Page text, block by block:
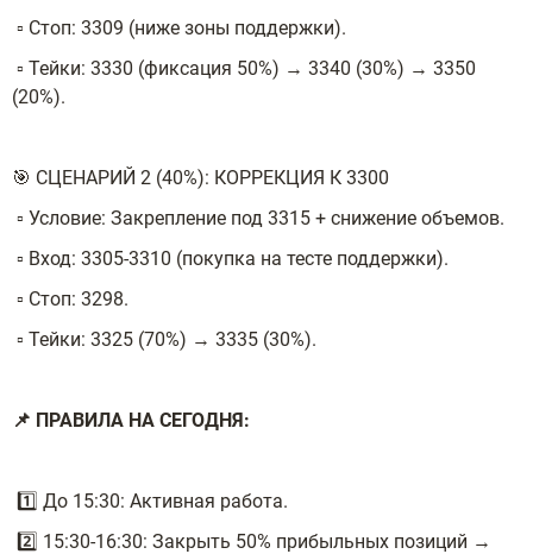
▫️ Стоп: 3309 (ниже зоны поддержки).
▫️ Тейки: 3330 (фиксация 50%) → 3340 (30%) → 3350
(20%).
🎯 СЦЕНАРИЙ 2 (40%): КОРРЕКЦИЯ К 3300
▫️ Условие: Закрепление под 3315 + снижение объемов.
▫️ Вход: 3305-3310 (покупка на тесте поддержки).
▫️ Стоп: 3298.
▫️ Тейки: 3325 (70%) → 3335 (30%).
📌 ПРАВИЛА НА СЕГОДНЯ:
1️⃣ До 15:30: Активная работа.
2️⃣ 15:30-16:30: Закрыть 50% прибыльных позиций →